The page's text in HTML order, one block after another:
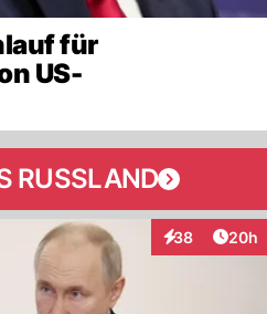
für
US-
RUSSLAND
38
Interaktionen
20h